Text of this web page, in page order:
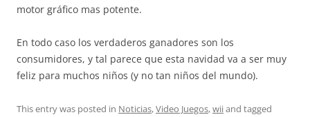
motor gráfico mas potente.
En todo caso los verdaderos ganadores son los
consumidores, y tal parece que esta navidad va a ser muy
feliz para muchos niños (y no tan niños del mundo).
This entry was posted in Noticias,Video Juegos,wiiand tagged